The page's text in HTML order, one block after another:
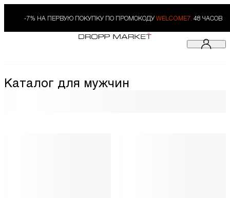
-7% НА ПЕРВУЮ ПОКУПКУ ПО ПРОМОКОДУ WELCOME7. 48 ЧАСОВ
Каталог для мужчин